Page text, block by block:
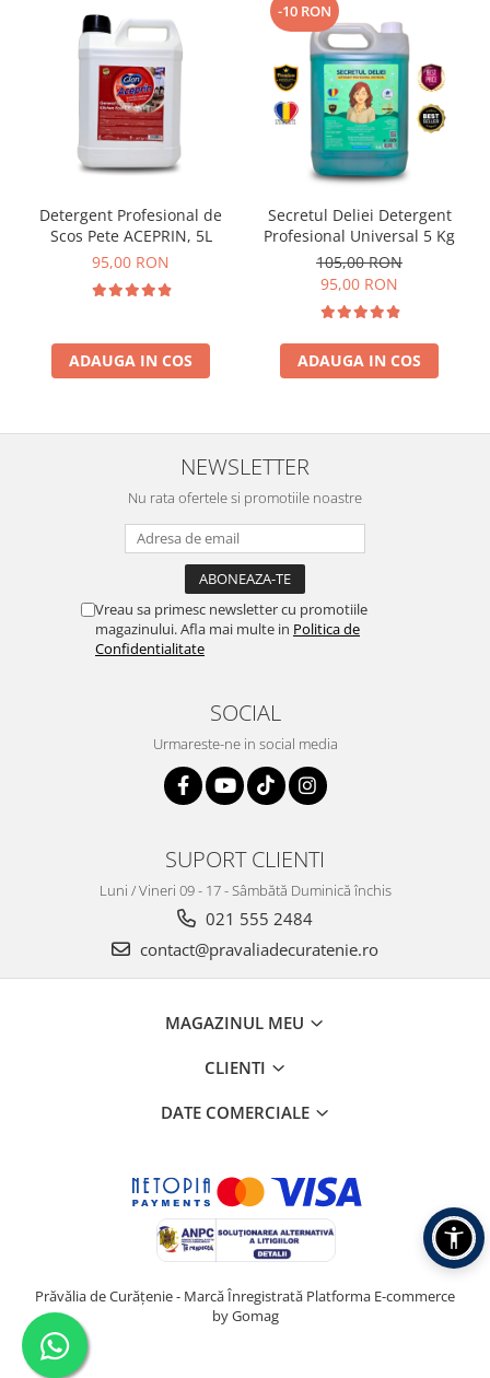
Detergent Profesional de
Scos Pete ACEPRIN, 5L
95,00 RON
ADAUGA IN COS
-10 RON
Secretul Deliei Detergent
Profesional Universal 5 Kg
105,00 RON
95,00 RON
ADAUGA IN COS
NEWSLETTER
Nu rata ofertele si promotiile noastre
Vreau sa primesc newsletter cu promotiile
magazinului. Afla mai multe in Politica de
Confidentialitate
SOCIAL
Urmareste-ne in social media
SUPORT CLIENTI
Luni / Vineri 09 - 17 - Sâmbătă Duminică închis
021 555 2484
contact@pravaliadecuratenie.ro
MAGAZINUL MEU
CLIENTI
DATE COMERCIALE
Prăvălia de Curățenie - Marcă Înregistrată Platforma E-commerce
by Gomag